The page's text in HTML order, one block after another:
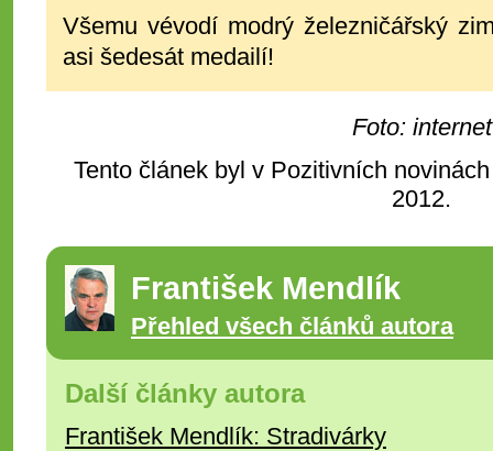
Všemu vévodí modrý železničářský
asi šedesát medailí!
Foto: internet
Tento článek byl v Pozitivních
2012.
František Mendlík
Přehled všech článků autora
Další články autora
František Mendlík: Stradivárky